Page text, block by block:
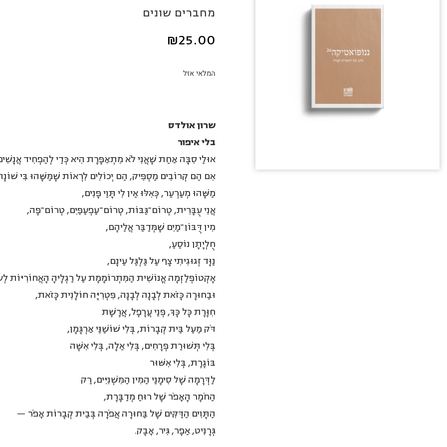
מחברים שונים
₪25.00
המלאי אזל
שרון אולדס
בלי איפור
אוּלַי סִבָּה אַחַת שֶׁאֲנִי לֹא מִתְאַפֶּרֶת הִיא כְּדֵי לְהַפְחִיד
אִם הֵם קְרוֹבִים מַסְפִּיק, הֵם יְכוֹלִים לִרְאוֹת שֶׁמַּשֶּׁהוּ בִּי
מַשֶּׁהוּ מְעַרְעֵר, כְּאִלּוּ אֵין לִי תָּוֵי פָּנִים,
אֲנִי עֻבָּרִית, טְרוֹם־גַּבּוֹת, טְרוֹם־עַפְעַפַּיִם, טְרוֹם־פֶּה,
מִין דֻּבּוֹן־מַיִם שֶׁמְּדַבֵּר אֲלֵיהֶם,
חֻלְיָתָן נוֹסֵעַ,
נַוָּד זְגוּגִיתִי צָף עַל גַּלְגַּל עֵינָם,
אֶקְטוֹפְּלַזְמָה אֱנוֹשִׁית הַמִּתְרוֹמֶמֶת עַל רַגְלֶיהָ הָאֲחוֹרִיּוֹת
וּבַחוּרָה כָּזֹאת לְבָנָה לְבָנָה, פִּטְרִיָּה חוֹלָנִית כָּזֹאת,
חִוֶּרֶת כָּל כָּךְ, פְּנֵי עֲרָפֶל, אֲרֶשֶׁת
דֹּק מֵעַל בֵּית קְבָרוֹת, בְּלִי שׁוֹשַׁנֵּי אַרְגָּמָן,
בְּלִי תְּשׁוּרַת פְּרָחִים, בְּלִי אֵלָה, בְּלִי אִשָּׁה
בּוֹגֶרֶת, בְּלִי אִשּׁוּר
לַדְּרָמָה שֶׁל סִימָנֵי הַמִּין הַמִּשְׁנִיִּים, רַק
הַחֹמֶר הָאָפֹר שֶׁל רוּחַ מְדַבֶּרֶת,
הַתָּוִים הַדַּקִּים שֶׁל בַּחוּרָה אֲפֹרָה בְּבֵית קְבָרוֹת אָפֹר —
גְּרָנִיט, אֵפֶר, גִּיר, אָבָק.